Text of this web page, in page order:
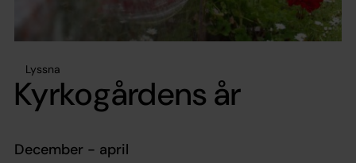
Lyssna
Kyrkogårdens år
December - april